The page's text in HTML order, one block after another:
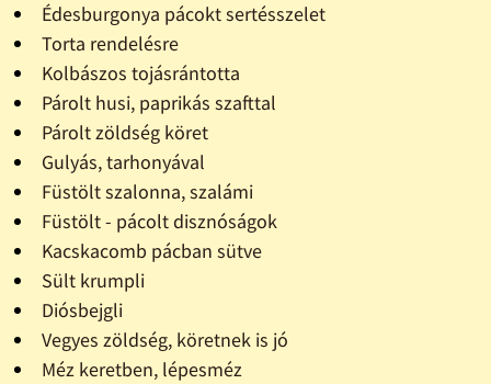
Édesburgonya pácokt sertésszelet
Torta rendelésre
Kolbászos tojásrántotta
Párolt husi, paprikás szafttal
Párolt zöldség köret
Gulyás, tarhonyával
Füstölt szalonna, szalámi
Füstölt - pácolt disznóságok
Kacskacomb pácban sütve
Sült krumpli
Diósbejgli
Vegyes zöldség, köretnek is jó
Méz keretben, lépesméz